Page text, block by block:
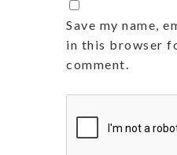
Save my name,
in this browser
comment.